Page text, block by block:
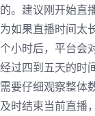
。建议刚开始直
如果直播时间太
小时后，平台会
过四到五天的时
要仔细观察整体
时结束当前直播